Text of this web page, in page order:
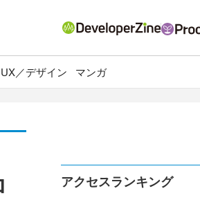
UX／デザイン マンガ
アクセスランキング